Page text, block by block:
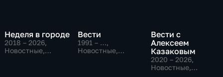
Неделя в городе
2018 – 2026,
Новостные,
Вести
1991 – …,
Новостные,
Вести с
Алексеем
Казаковым
2020 – 2026,
Новостные,